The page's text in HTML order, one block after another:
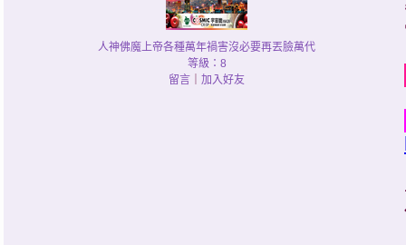
人神佛魔上帝各種萬年禍害沒必要再丟臉萬代
等級：8
留言
加入好友